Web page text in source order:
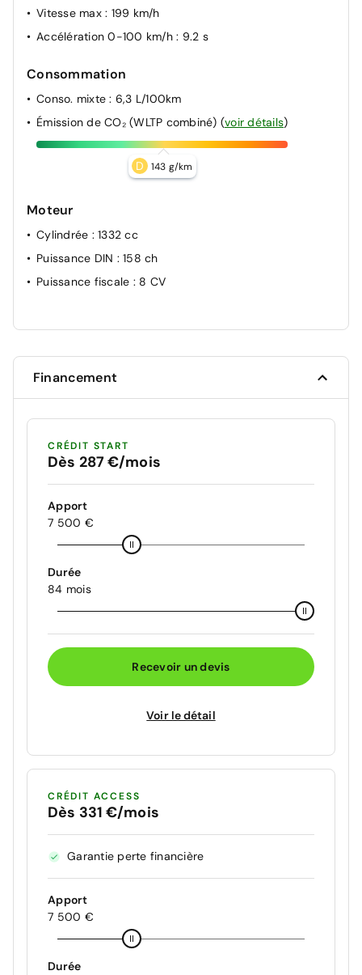
Vitesse max : 199 km/h
Accélération 0-100 km/h : 9.2 s
Consommation
Conso. mixte: 6,3 L/100km
Émission de CO₂ (WLTP combiné) (voir détails)
D 143 g/km
Moteur
Cylindrée : 1332 cc
Puissance DIN : 158 ch
Puissance fiscale : 8 CV
Financement
CRÉDIT START
Dès 287 €/mois
Apport
7 500 €
Durée
84 mois
Recevoir un devis
Voir le détail
CRÉDIT ACCESS
Dès 331 €/mois
Garantie perte financière
Apport
7 500 €
Durée